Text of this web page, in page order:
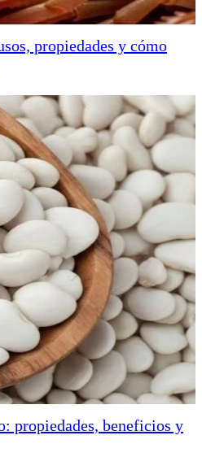
propiedades y cómo
propiedades, beneficios y